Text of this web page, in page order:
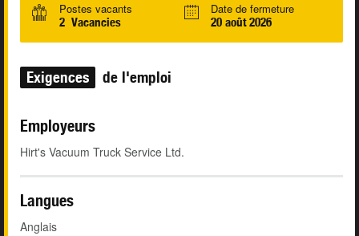
Postes vacants
2 Vacancies
Date de fermeture
20 août 2026
Exigences de l'emploi
Employeurs
Hirt's Vacuum Truck Service Ltd.
Langues
Anglais